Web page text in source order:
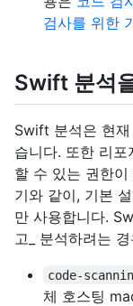
검사를 위한
Swift 분석
Swift 분석은 현
습니다. 또한 리포
할 수 있는 권한이
기와 같이, 기본
만 사용합니다.
고_ 분석하려는
code-
체 호스팅